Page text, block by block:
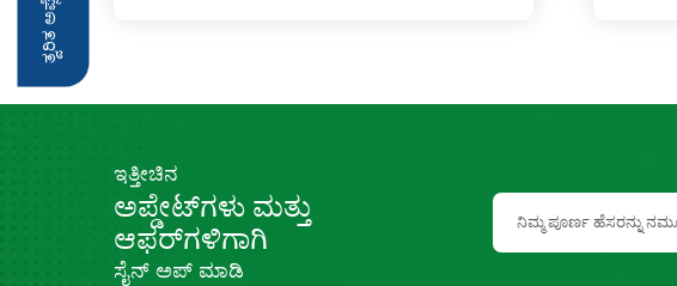
ಇತ್ತೀಚಿನ
ಅಪ್ಡೇಟ್‌ಗಳು ಮತ್ತು
ಆಫರ್‌ಗಳಿಗಾಗಿ
ಸೈನ್ ಅಪ್ ಮಾಡಿ
ತ್ವರಿತ ಅಪ್ಲೈ